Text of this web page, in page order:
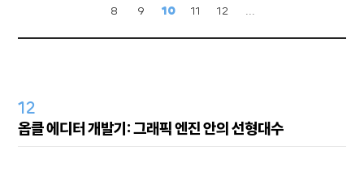
8
9 10 11 12 ...
12
옵클 에디터 개발기: 그래픽 엔진 안의 선형대수